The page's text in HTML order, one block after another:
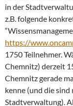
in der
z.B. folgende
https://
1750 Teilnehmer.
Chemnitz) derzeit
Chemnitz gerade
kenne (und die
Stadtverwaltung).